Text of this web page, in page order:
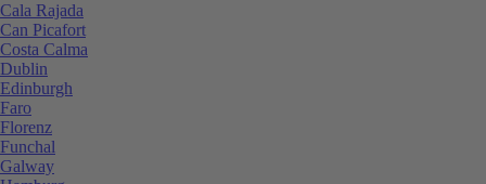
Cala Rajada
Can Picafort
Costa Calma
Dublin
Edinburgh
Faro
Florenz
Funchal
Galway